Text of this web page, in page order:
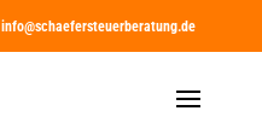
info@schaefersteuerberatung.de